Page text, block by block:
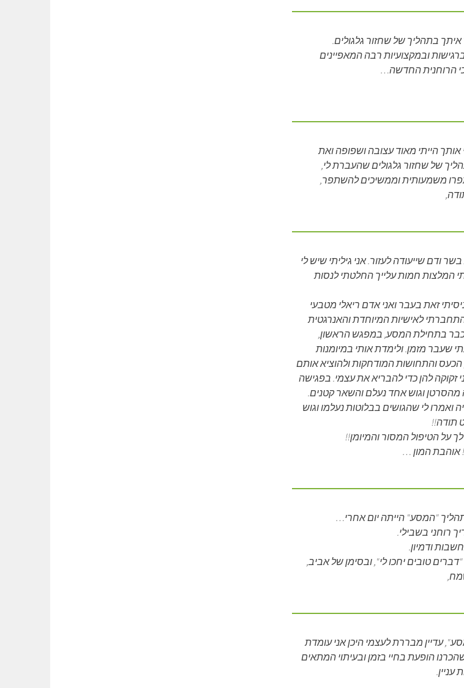
בתהליך של שחזור גלגולים.
ובמקצועיות רבה המאפיינים
הרוחנית החדשה…
הייתי מאוד עצובה ושפופה ואת
של שחזור גלגולים שהעברת לי,
משמעותית וממשיכים להשתפר,
ודם שייעודה לעזור. אני גיליתי שיש לי
המלצות חמות עלייך החלטתי לנסות
זאת בעבר ואני אדם ריאלי מטבעי
לאישיות המיוחדת והאנרגטית
כבר בתחילת המסע, במפגש הראשון,
מזמן. ולימדת אותי במיומנות
והתחושות המודחקות ולהוציא אותם
זקוקה להן כדי להבריא את עצמי. בפגישה
וגוש אחד נעלם והשאר קטנים.
ואמרו לי שהגושים בבלוטות נעלמו וגוש
תודה!!
על הטיפול המסור והמיומן!!
אוהבת המון …
"המסע" הייתה יום אחרי…
רוחני בשבילי.
ודמיון.
טובים יחכו לי", ובסימן של אביב,
האחרונים ב"מסע", עדיין מבררת לעצמי היכן אני עומדת
הופעת בחיי בזמן ובעיתוי המתאים